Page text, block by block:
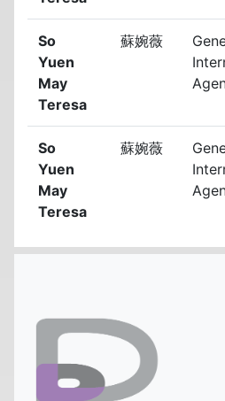
So
Yuen
May
Teresa
蘇婉薇
So
Yuen
May
Teresa
蘇婉薇